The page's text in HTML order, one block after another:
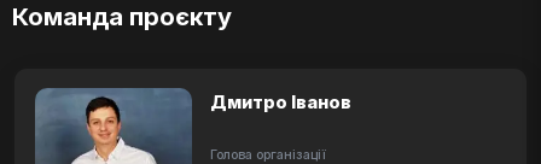
Команда проєкту
Дмитро Іванов
Голова організації